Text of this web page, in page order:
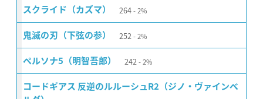
スクライド（カズマ） 264 2%
鬼滅の刃（下弦の参） 252 2%
ペルソナ5（明智吾郎） 242 2%
コードギアス 反逆のルルーシュR2（ジノ・ヴァインベ